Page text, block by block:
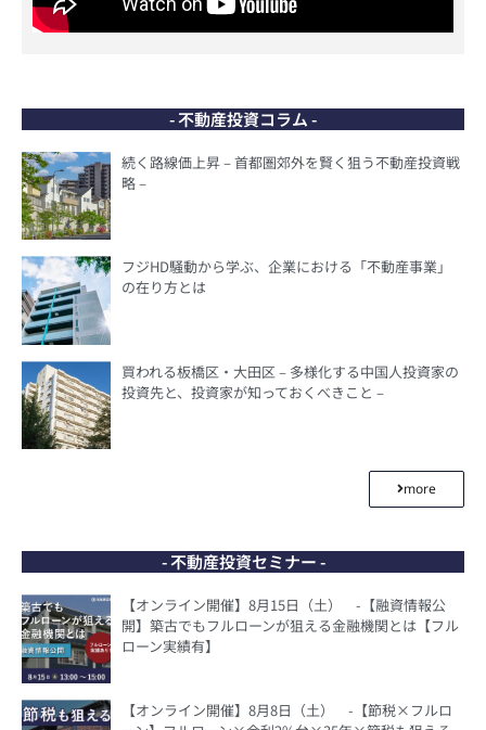
- 不動産投資コラム -
続く路線価上昇 – 首都圏郊外を賢く狙う不動産投資戦
略 –
フジHD騒動から学ぶ、企業における「不動産事業」
の在り方とは
買われる板橋区・大田区 – 多様化する中国人投資家の
投資先と、投資家が知っておくべきこと –
more
- 不動産投資セミナー -
【オンライン開催】8月15日（土） -【融資情報公
開】築古でもフルローンが狙える金融機関とは【フル
ローン実績有】
【オンライン開催】8月8日（土） -【節税×フルロ